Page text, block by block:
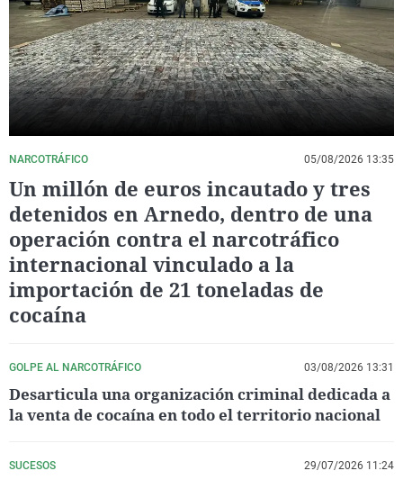
La rosa de los vientos
Gente viajera
Como el perro y el
Caso
Retornados
Equipo de
Operación Viuda
Extremadura
Galicia
La Rioja
Navarra
País Vasco
Virales
Televisión
Elecciones
NARCOTRÁFICO 05/08/2026 13:35
Un millón de euros incautado y tres
detenidos en Arnedo, dentro de una
operación contra el narcotráfico
internacional vinculado a la
importación de 21 toneladas de
cocaína
GOLPE AL NARCOTRÁFICO 03/08/2026 13:31
Desarticula una organización criminal dedicada a
la venta de cocaína en todo el territorio nacional
SUCESOS 29/07/2026 11:24